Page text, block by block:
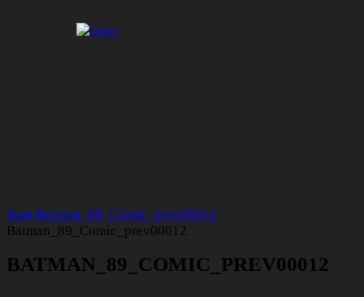
Start Batman_89_Comic_prev00012
Batman_89_Comic_prev00012
BATMAN_89_COMIC_PREV00012